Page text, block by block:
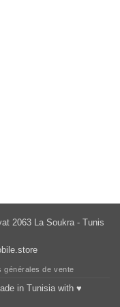
2063 La Soukra - Tunis
générales de vente
in Tunisia with ♥